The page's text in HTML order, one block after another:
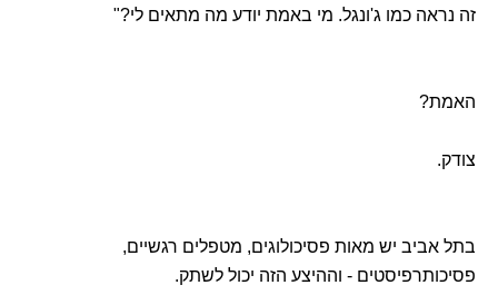
זה נראה כמו ג'ונגל. מי באמת יודע מה מתאים לי?"
האמת?
צודק.
בתל אביב יש מאות פסיכולוגים, מטפלים רגשיים,
פסיכותרפיסטים - וההיצע הזה יכול לשתק.